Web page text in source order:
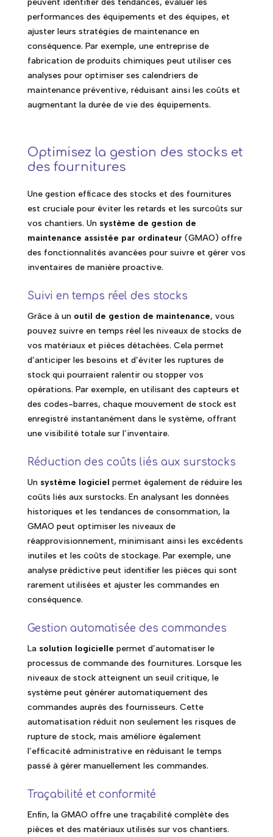
peuvent identifier des tendances, évaluer les
performances des équipements et des équipes, et
ajuster leurs stratégies de maintenance en
conséquence. Par exemple, une entreprise de
fabrication de produits chimiques peut utiliser ces
analyses pour optimiser ses calendriers de
maintenance préventive, réduisant ainsi les coûts et
augmentant la durée de vie des équipements.
Optimisez la gestion des stocks et
des fournitures
Une gestion efficace des stocks et des fournitures
est cruciale pour éviter les retards et les surcoûts sur
vos chantiers. Un système de gestion de
maintenance assistée par ordinateur (GMAO) offre
des fonctionnalités avancées pour suivre et gérer vos
inventaires de manière proactive.
Suivi en temps réel des stocks
Grâce à un outil de gestion de maintenance, vous
pouvez suivre en temps réel les niveaux de stocks de
vos matériaux et pièces détachées. Cela permet
d’anticiper les besoins et d’éviter les ruptures de
stock qui pourraient ralentir ou stopper vos
opérations. Par exemple, en utilisant des capteurs et
des codes-barres, chaque mouvement de stock est
enregistré instantanément dans le système, offrant
une visibilité totale sur l’inventaire.
Réduction des coûts liés aux surstocks
Un système logiciel permet également de réduire les
coûts liés aux surstocks. En analysant les données
historiques et les tendances de consommation, la
GMAO peut optimiser les niveaux de
réapprovisionnement, minimisant ainsi les excédents
inutiles et les coûts de stockage. Par exemple, une
analyse prédictive peut identifier les pièces qui sont
rarement utilisées et ajuster les commandes en
conséquence.
Gestion automatisée des commandes
La solution logicielle permet d’automatiser le
processus de commande des fournitures. Lorsque les
niveaux de stock atteignent un seuil critique, le
système peut générer automatiquement des
commandes auprès des fournisseurs. Cette
automatisation réduit non seulement les risques de
rupture de stock, mais améliore également
l’efficacité administrative en réduisant le temps
passé à gérer manuellement les commandes.
Traçabilité et conformité
Enfin, la GMAO offre une traçabilité complète des
pièces et des matériaux utilisés sur vos chantiers.